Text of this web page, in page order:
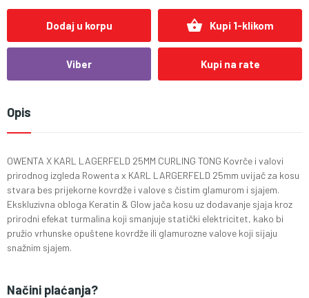
Dodaj u korpu shopping_basket Kupi 1-klikom
Viber Kupi na rate
Opis
OWENTA X KARL LAGERFELD 25MM CURLING TONG Kovrče i valovi
prirodnog izgleda Rowenta x KARL LARGERFELD 25mm uvijač za kosu
stvara bes prijekorne kovrdže i valove s čistim glamurom i sjajem.
Ekskluzivna obloga Keratin & Glow jača kosu uz dodavanje sjaja kroz
prirodni efekat turmalina koji smanjuje statički elektricitet, kako bi
pružio vrhunske opuštene kovrdže ili glamurozne valove koji sijaju
snažnim sjajem.
Načini plaćanja?